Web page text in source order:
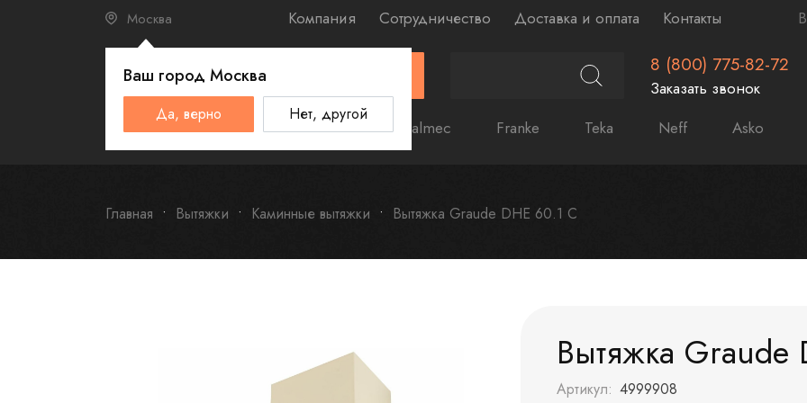
Москва
Ваш город Москва
Да, верно Нет, другой
Компания Сотрудничество Доставка и оплата Контакты
8 (800) 775-82-72
Заказать звонок
Schulthess Smeg Omoikiri Falmec Franke Teka Neff Asko
Главная Вытяжки Каминные вытяжки Вытяжка Graude DHE 60.1 C
Вытяжка Graude
Артикул: 4999908